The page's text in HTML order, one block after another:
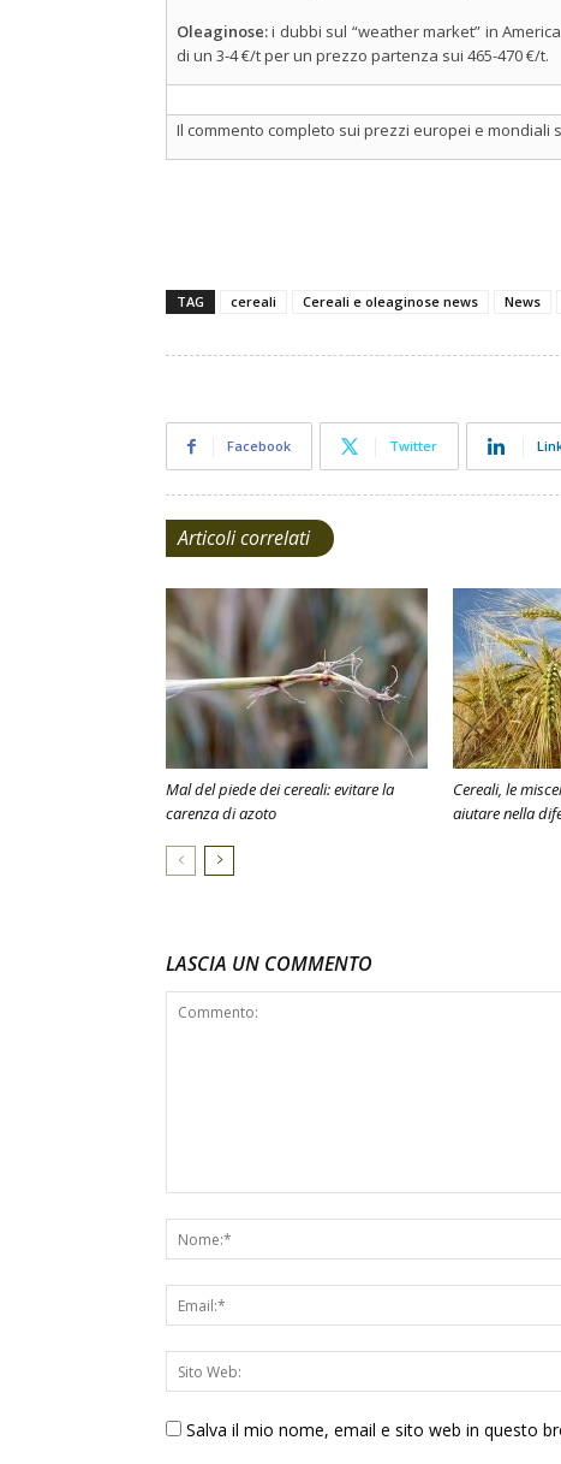
Oleaginose:i dubbi sul “weather market” in
di un 3-4 €/t per un prezzo partenza sui 465-470 €/t.
Il commento completo sui prezzi europei e mondiali
TAG cereali Cereali e oleaginose news News
Facebook Twitter
Articoli correlati
Mal del piede dei cereali: evitare la
carenza di azoto
Cereali, le
aiutare nella
LASCIA UN COMMENTO
Salva il mio nome, email e sito web in questo